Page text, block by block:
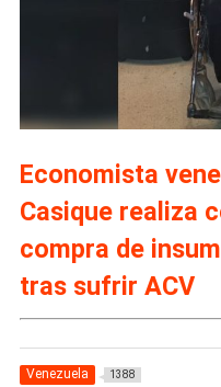
Economista
Casique realiza
compra de
tras sufrir ACV
Venezuela 1388